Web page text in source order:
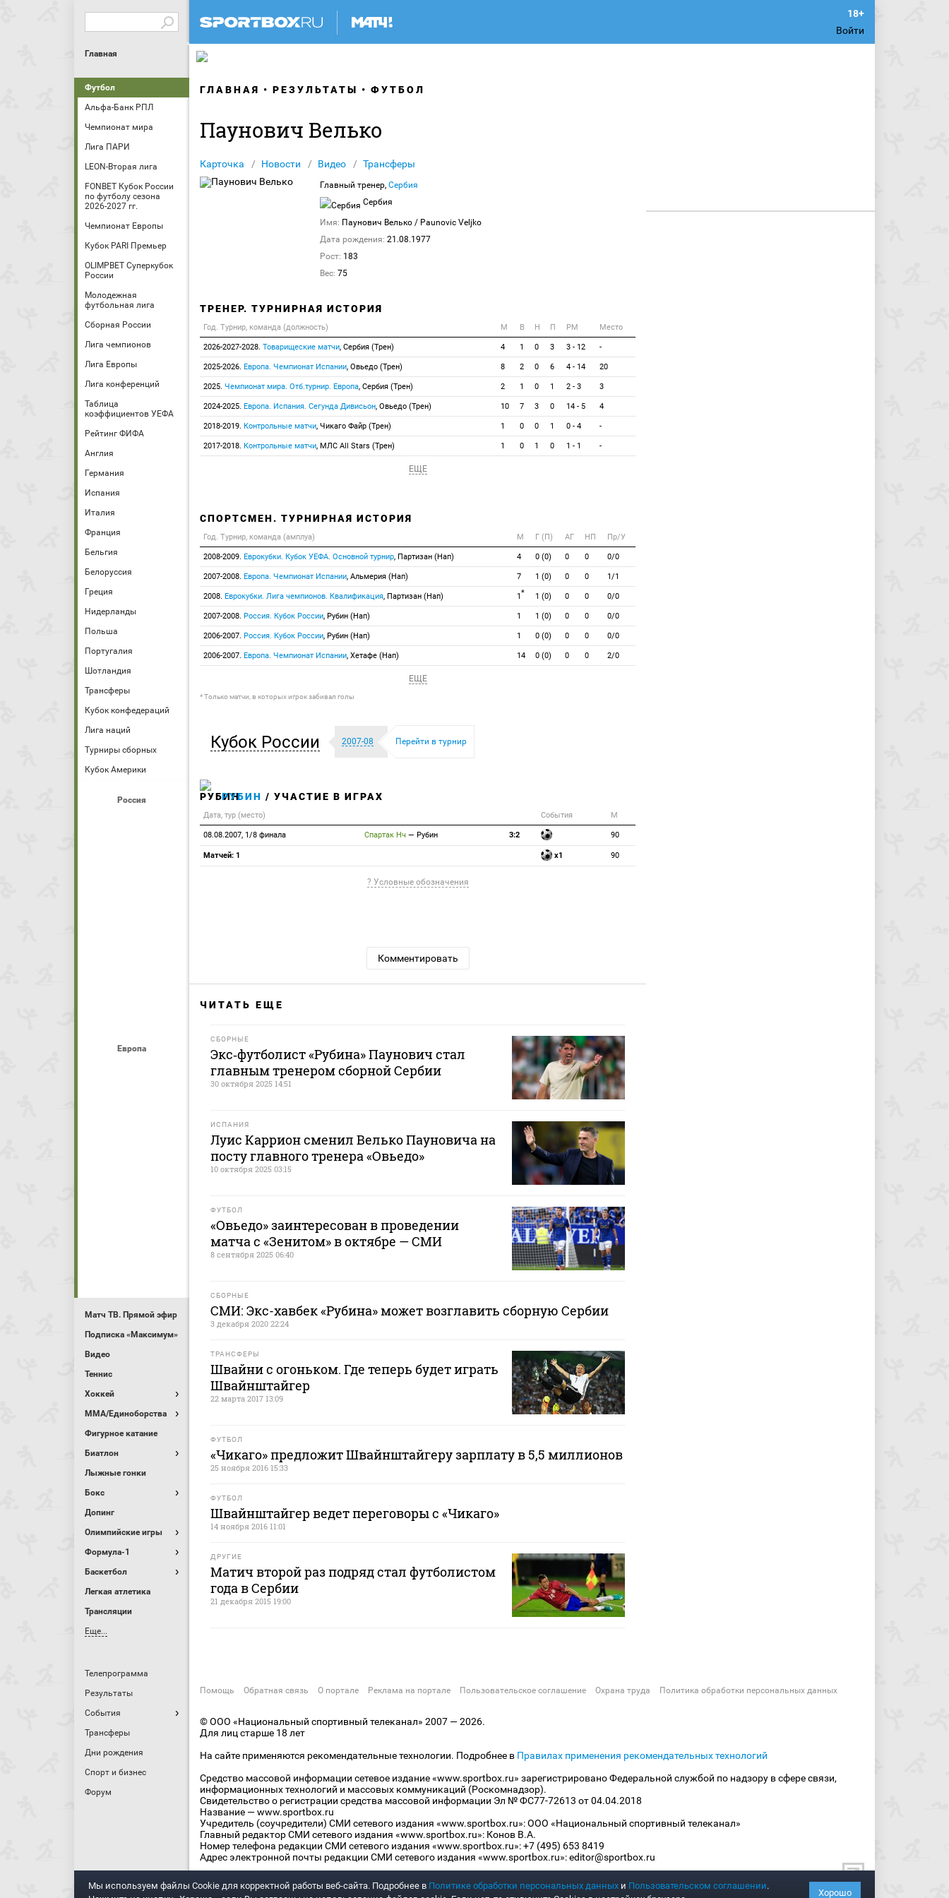
Войти
Главная
Футбол
Альфа-Банк РПЛ
Чемпионат мира
Лига ПАРИ
LEON-Вторая лига
FONBET Кубок России
по футболу сезона
2026-2027 гг.
Чемпионат Европы
Кубок PARI Премьер
OLIMPBET Суперкубок
России
Молодежная
футбольная лига
Сборная России
Лига чемпионов
Лига Европы
Лига конференций
Таблица
коэффициентов УЕФА
Рейтинг ФИФА
Англия
Германия
Испания
Италия
Франция
Бельгия
Белоруссия
Греция
Нидерланды
Польша
Португалия
Шотландия
Трансферы
Кубок конфедераций
Лига наций
Турниры сборных
Кубок Америки
Россия
Европа
Матч ТВ. Прямой эфир
Подписка «Максимум»
Видео
Теннис
Хоккей
MMA/Единоборства
Фигурное катание
Биатлон
Лыжные гонки
Бокс
Допинг
Олимпийские игры
Формула-1
Баскетбол
Легкая атлетика
Трансляции
Еще...
Телепрограмма
Результаты
События
Трансферы
Дни рождения
Спорт и бизнес
Форум
ГЛАВНАЯ РЕЗУЛЬТАТЫ ФУТБОЛ
Паунович Велько
Карточка Новости Видео Трансферы
Главный тренер, Сербия
Сербия
Имя: Паунович Велько / Paunovic Veljko
Дата рождения: 21.08.1977
Рост: 183
Вес: 75
ТРЕНЕР. ТУРНИРНАЯ ИСТОРИЯ
Год. Турнир, команда (должность) М В Н П РМ Место
2026-2027-2028. Товарищеские матчи, Сербия (Трен) 4 1 0 3 3 - 12 -
2025-2026. Европа. Чемпионат Испании, Овьедо (Трен) 8 2 0 6 4 - 14 20
2025. Чемпионат мира. Отб.турнир. Европа, Сербия (Трен) 2 1 0 1 2 - 3 3
2024-2025. Европа. Испания. Сегунда Дивисьон, Овьедо (Трен) 10 7 3 0 14 - 5 4
2018-2019. Контрольные матчи, Чикаго Файр (Трен) 1 0 0 1 0 - 4 -
2017-2018. Контрольные матчи, МЛС All Stars (Трен) 1 0 1 0 1 - 1 -
ЕЩЕ
СПОРТСМЕН. ТУРНИРНАЯ ИСТОРИЯ
Год. Турнир, команда (амплуа) М Г (П) АГ НП Пр/У
2008-2009. Еврокубки. Кубок УЕФА. Основной турнир, Партизан (Нап) 4 0 (0) 0 0 0/0
2007-2008. Европа. Чемпионат Испании, Альмерия (Нап) 7 1 (0) 0 0 1/1
2008. Еврокубки. Лига чемпионов. Квалификация, Партизан (Нап) 1* 1 (0) 0 0 0/0
2007-2008. Россия. Кубок России, Рубин (Нап) 1 1 (0) 0 0 0/0
2006-2007. Россия. Кубок России, Рубин (Нап) 1 0 (0) 0 0 0/0
2006-2007. Европа. Чемпионат Испании, Хетафе (Нап) 14 0 (0) 0 0 2/0
ЕЩЕ
* Только матчи, в которых игрок забивал голы
Кубок России 2007-08 Перейти в турнир
РУБИН / УЧАСТИЕ В ИГРАХ
Дата, тур (место) События М
08.08.2007, 1/8 финала Спартак Нч — Рубин 3:2 90
Матчей: 1 x1 90
? Условные обозначения
Комментировать
ЧИТАТЬ ЕЩЕ
СБОРНЫЕ
Экс‑футболист «Рубина» Паунович стал
главным тренером сборной Сербии
30 октября 2025 14:51
ИСПАНИЯ
Луис Каррион сменил Велько Пауновича на
посту главного тренера «Овьедо»
10 октября 2025 03:15
ФУТБОЛ
«Овьедо» заинтересован в проведении
матча с «Зенитом» в октябре — СМИ
8 сентября 2025 06:40
СБОРНЫЕ
СМИ: Экс-хавбек «Рубина» может возглавить сборную Сербии
3 декабря 2020 22:24
ТРАНСФЕРЫ
Швайни с огоньком. Где теперь будет играть
Швайнштайгер
22 марта 2017 13:09
ФУТБОЛ
«Чикаго» предложит Швайнштайгеру зарплату в 5,5 миллионов
25 ноября 2016 15:33
ФУТБОЛ
Швайнштайгер ведет переговоры с «Чикаго»
14 ноября 2016 11:01
ДРУГИЕ
Матич второй раз подряд стал футболистом
года в Сербии
21 декабря 2015 19:00
Помощь Обратная связь О портале Реклама на портале Пользовательское соглашение Охрана труда Политика обработки персональных данных
© ООО «Национальный спортивный телеканал» 2007 — 2026.
Для лиц старше 18 лет
На сайте применяются рекомендательные технологии. Подробнее в Правилах применения рекомендательных технологий
Средство массовой информации сетевое издание «www.sportbox.ru» зарегистрировано Федеральной службой по надзору в сфере связи,
информационных технологий и массовых коммуникаций (Роскомнадзор).
Свидетельство о регистрации средства массовой информации Эл № ФС77-72613 от 04.04.2018
Название — www.sportbox.ru
Учредитель (соучредители) СМИ сетевого издания «www.sportbox.ru»: ООО «Национальный спортивный телеканал»
Главный редактор СМИ сетевого издания «www.sportbox.ru»: Конов В.А.
Номер телефона редакции СМИ сетевого издания «www.sportbox.ru»: +7 (495) 653 8419
Адрес электронной почты редакции СМИ сетевого издания «www.sportbox.ru»: editor@sportbox.ru
Мы используем файлы Сookie для корректной работы веб-сайта. Подробнее в Политике обработки персональных данных и Пользовательском соглашении.
Хорошо